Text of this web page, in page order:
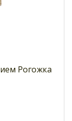
Рогожка